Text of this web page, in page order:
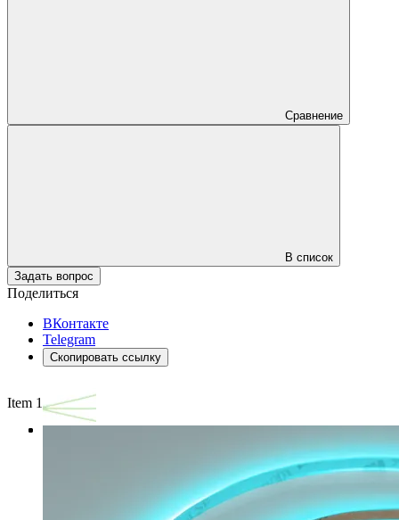
Сравнение
В список
Задать вопрос
Поделиться
ВКонтакте
Telegram
Скопировать ссылку
Item 1 of 3